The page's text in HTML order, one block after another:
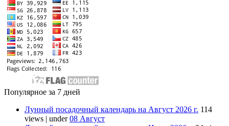
Популярное за 7 дней
Лунный посадочный календарь на Август 2026 г. 114
views | under08 Август